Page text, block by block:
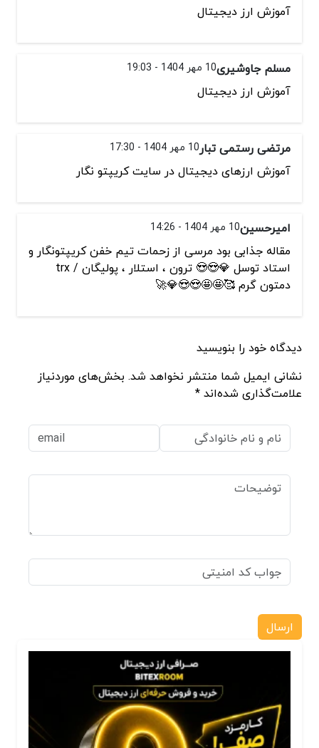
آموزش ارز دیجیتال
مسلم جاوشیری10 مهر 1404 - 19:03
آموزش ارز دیجیتال
مرتضی رستمی تبار10 مهر 1404 - 17:30
آموزش ارزهای دیجیتال در سایت کریپتو نگار
امیرحسین10 مهر 1404 - 14:26
مقاله جذابی بود مرسی از زحمات تیم خفن کریپتونگار و
استاد توسل 💎😍😍 ترون ، استلار ، پولیگان / trx
دمتون گرم 🥰🤩🤩😍😍💎🚀
دیدگاه خود را بنویسید
نشانی ایمیل شما منتشر نخواهد شد. بخش‌های موردنیاز
علامت‌گذاری شده‌اند *
ارسال